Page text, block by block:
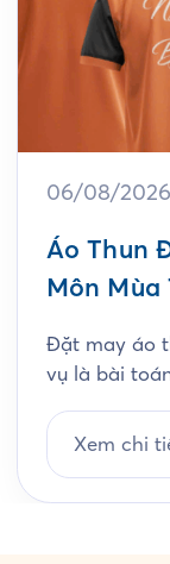
06/08/2026
Áo Thun
Môn Mùa
Đặt may áo
vụ là bài
Hỷ Lâm Môn
lên, mỗi năm
Xem chi